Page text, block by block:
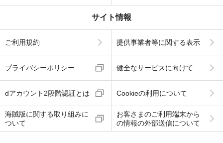
サイト情報
ご利用規約 提供事業者等に関する表示
プライバシーポリシー 健全なサービスに向けて
dアカウント2段階認証とは Cookieの利用について
海賊版に関する取り組みに
ついて
お客さまのご利用端末から
の情報の外部送信について